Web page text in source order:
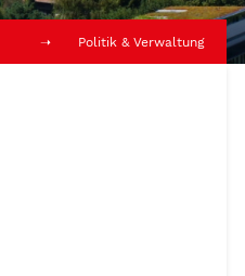
Politik & Verwaltung